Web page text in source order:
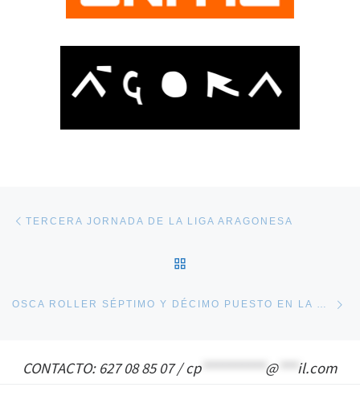
TERCERA JORNADA DE LA LIGA ARAGONESA
OSCA ROLLER SÉPTIMO Y DÉCIMO PUESTO EN LA ROLLER RACE VILLA DE OLMEDO
CONTACTO: 627 08 85 07 /cp********** @*** il.com